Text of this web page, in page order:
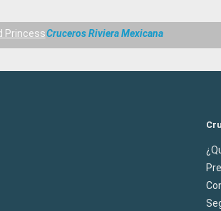
PrincessCruceros Riviera Mexicana